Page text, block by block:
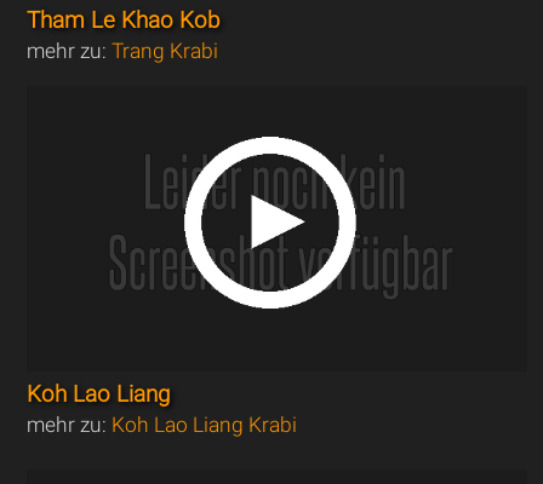
Tham Le Khao Kob
mehr zu:Trang Krabi
Koh Lao Liang
mehr zu: Koh Lao Liang Krabi